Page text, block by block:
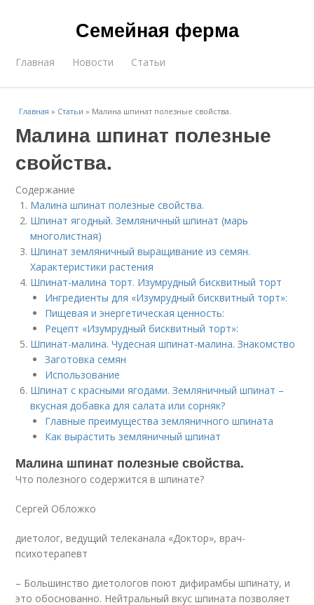
Семейная ферма
Главная Новости Статьи
Главная » Статьи » Малина шпинат полезные свойства.
Малина шпинат полезные
свойства.
Содержание
Малина шпинат полезные свойства.
Шпинат ягодный. Земляничный шпинат (марь
многолистная)
Шпинат земляничный выращивание из семян.
Характеристики растения
Шпинат-малина торт. Изумрудный бисквитный торт
Ингредиенты для «Изумрудный бисквитный торт»:
Пищевая и энергетическая ценность:
Рецепт «Изумрудный бисквитный торт»:
Шпинат-малина. Чудесная шпинат-малина. Знакомство
Заготовка семян
Использование
Шпинат с красными ягодами. Земляничный шпинат –
вкусная добавка для салата или сорняк?
Главные преимущества земляничного шпината
Как вырастить земляничный шпинат
Малина шпинат полезные свойства.
Что полезного содержится в шпинате?
Сергей Обложко
диетолог, ведущий телеканала «Доктор», врач-
психотерапевт
– Большинство диетологов поют дифирамбы шпинату, и
это обоснованно. Нейтральный вкус шпината позволяет